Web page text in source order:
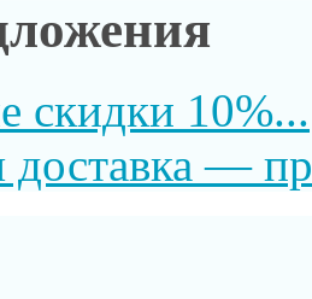
скидки 10%...
доставка —